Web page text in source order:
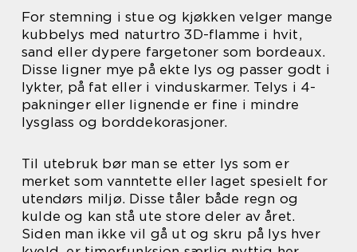
For stemning i stue og kjøkken velger mange
kubbelys med naturtro 3D-flamme i hvit,
sand eller dypere fargetoner som bordeaux.
Disse ligner mye på ekte lys og passer godt i
lykter, på fat eller i vinduskarmer. Telys i 4-
pakninger eller lignende er fine i mindre
lysglass og borddekorasjoner.
Til utebruk bør man se etter lys som er
merket som vanntette eller laget spesielt for
utendørs miljø. Disse tåler både regn og
kulde og kan stå ute store deler av året.
Siden man ikke vil gå ut og skru på lys hver